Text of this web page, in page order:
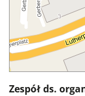
Zespół ds.